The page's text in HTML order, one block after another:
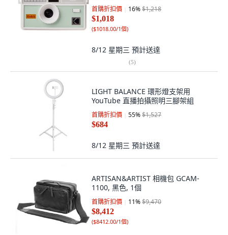
首購折扣價 16%$1,218
$1,018
($1018.00/1個)
8/12 星期三 預計送達
(5)
LIGHT BALANCE 環形燈支架用
YouTube 直播拍攝照明三腳架組
首購折扣價 55%$1,527
$684
8/12 星期三 預計送達
ARTISAN&ARTIST 相機包 GCAM-
1100, 黑色, 1個
首購折扣價 11%$9,470
$8,412
($8412.00/1個)